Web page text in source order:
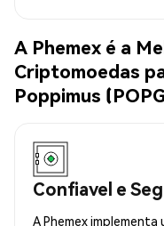
A Phemex é a
Criptomoedas
Poppimus
Confiavel e
A Phemex